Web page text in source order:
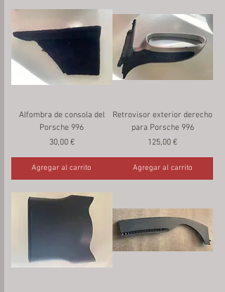
Alfombra de consola del
Porsche 996
Precio
30,00 €
Agregar al carrito
Retrovisor exterior derecho
para Porsche 996
Precio
125,00 €
Agregar al carrito